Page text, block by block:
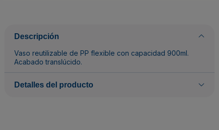
Descripción
Vaso reutilizable de PP flexible con capacidad 900ml.
Acabado translúcido.
Detalles del producto